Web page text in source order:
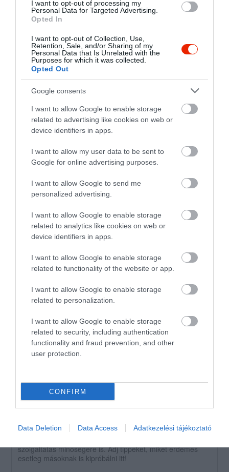
I want to opt-out of processing my
Personal Data for Targeted Advertising.
Opted In
I want to opt-out of Collection, Use,
Retention, Sale, and/or Sharing of my
Personal Data that Is Unrelated with the
Purposes for which it was collected.
Opted Out
Google consents
I want to allow Google to enable storage
related to advertising like cookies on web or
device identifiers in apps.
I want to allow my user data to be sent to
Google for online advertising purposes.
I want to allow Google to send me
personalized advertising.
I want to allow Google to enable storage
related to analytics like cookies on web or
device identifiers in apps.
I want to allow Google to enable storage
related to functionality of the website or app.
I want to allow Google to enable storage
related to personalization.
I want to allow Google to enable storage
related to security, including authentication
functionality and fraud prevention, and other
user protection.
CONFIRM
Data Deletion Data Access Adatkezelési tájékoztató
Értékelések
4.7
Összesen 3
3 0
2 0
2017. Július 22.
kiszolgálás kedves és pörgős.
Hatalmas adagokat kaptunk.
Egyedül azért adok csak 4
csillagot, mert a csuszán a túró
savanyú volt. Ilyen esetben
más köretet, mert nem
ragaszkodom a hasmenéshez,
meg a menü szerinti körethez
sem. A harcsapaprikást meg
lehet enni galuskával is...